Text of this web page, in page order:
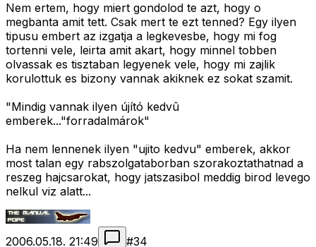
Nem ertem, hogy miert gondolod te azt, hogy o
megbanta amit tett. Csak mert te ezt tenned? Egy ilyen
tipusu embert az izgatja a legkevesbe, hogy mi fog
tortenni vele, leirta amit akart, hogy minnel tobben
olvassak es tisztaban legyenek vele, hogy mi zajlik
korulottuk es bizony vannak akiknek ez sokat szamit.
"Mindig vannak ilyen újító kedvû
emberek..."forradalmárok"
Ha nem lennenek ilyen "ujito kedvu" emberek, akkor
most talan egy rabszolgataborban szorakoztathatnad a
reszeg hajcsarokat, hogy jatszasibol meddig birod levego
nelkul viz alatt...
2006.05.18. 21:49 #34